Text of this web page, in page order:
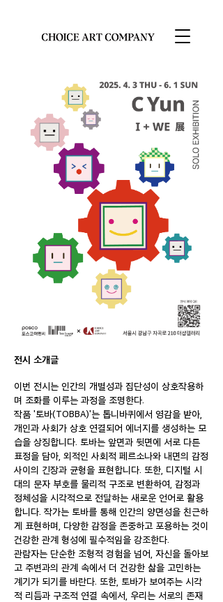
전시 소개글
이번 전시는 인간의 개별성과 집단성이 상호작용하
며 조화를 이루는 과정을 조명한다.
작품 '토바(TOBBA)'는 톱니바퀴에서 영감을 받아,
개인과 사회가 상호 연결되어 에너지를 생성하는 모
습을 상징합니다. 토바는 앞면과 뒷면에 서로 다른
표정을 담아, 외적인 사회적 페르소나와 내면의 감정
사이의 긴장과 균형을 표현합니다. 또한, 디지털 시
대의 문자 부호를 물리적 구조로 변환하여, 감정과
정체성을 시각적으로 전달하는 새로운 언어로 활용
합니다. 작가는 토바를 통해 인간의 양면성을 친근하
게 표현하며, 다양한 감정을 존중하고 포용하는 것이
건강한 관계 형성에 필수적임을 강조한다.
관람자는 단순한 조형적 경험을 넘어, 자신을 돌아보
고 주변과의 관계 속에서 더 건강한 삶을 고민하는
계기가 되기를 바란다. 또한, 토바가 보여주는 시각
적 리듬과 구조적 연결 속에서, 우리는 서로의 존재